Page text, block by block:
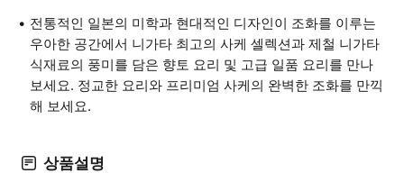
전통적인 일본의 미학과 현대적인 디자인이 조화를 이루는
우아한 공간에서 니가타 최고의 사케 셀렉션과 제철 니가타
식재료의 풍미를 담은 향토 요리 및 고급 일품 요리를 만나
보세요. 정교한 요리와 프리미엄 사케의 완벽한 조화를 만끽
해 보세요.
상품설명